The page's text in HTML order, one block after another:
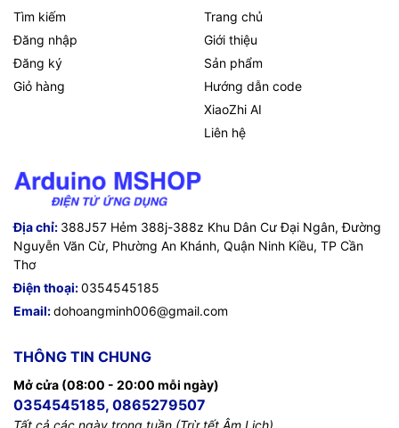
Tìm kiếm
Đăng nhập
Đăng ký
Giỏ hàng
Trang chủ
Giới thiệu
Sản phẩm
Hướng dẫn code
XiaoZhi AI
Liên hệ
Địa chỉ: 388J57 Hẻm 388j-388z Khu Dân Cư Đại Ngân, Đường
Nguyễn Văn Cừ, Phường An Khánh, Quận Ninh Kiều, TP Cần
Thơ
Điện thoại:0354545185
Email:dohoangminh006@gmail.com
THÔNG TIN CHUNG
Mở cửa (08:00 - 20:00 mỗi ngày)
0354545185, 0865279507